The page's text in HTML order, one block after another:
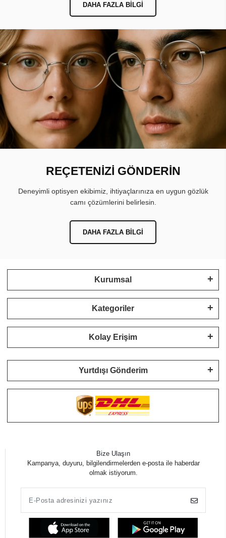
DAHA FAZLA BILGI
REÇETENİZİ GÖNDERİN
Deneyimli optisyen ekibimiz, ihtiyaçlarınıza en uygun gözlük
camı çözümlerini belirlesin.
DAHA FAZLA BILGI
Kurumsal
Kategoriler
Kolay Erişim
Yurtdışı Gönderim
Bize Ulaşın
Kampanya, duyuru, bilgilendirmelerden e-posta ile haberdar
olmak istiyorum.